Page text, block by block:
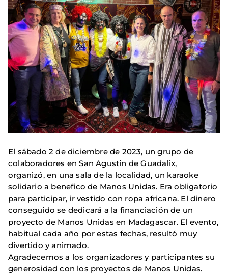
El sábado 2 de diciembre de 2023, un grupo de
colaboradores en San Agustin de Guadalix,
organizó, en una sala de la localidad, un karaoke
solidario a benefico de Manos Unidas. Era obligatorio
para participar, ir vestido con ropa africana. El dinero
conseguido se dedicará a la financiación de un
proyecto de Manos Unidas en Madagascar. El evento,
habitual cada año por estas fechas, resultó muy
divertido y animado.
Agradecemos a los organizadores y participantes su
generosidad con los proyectos de Manos Unidas.